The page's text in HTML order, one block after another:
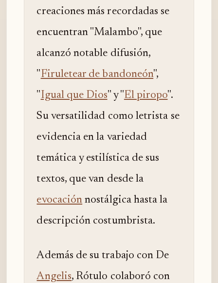
creaciones más recordadas se
encuentran "Malambo", que
alcanzó notable difusión,
"Firuletear de bandoneón",
"Igual que Dios" y "El piropo".
Su versatilidad como letrista se
evidencia en la variedad
temática y estilística de sus
textos, que van desde la
evocación nostálgica hasta la
descripción costumbrista.
Además de su trabajo con De
Angelis, Rótulo colaboró con